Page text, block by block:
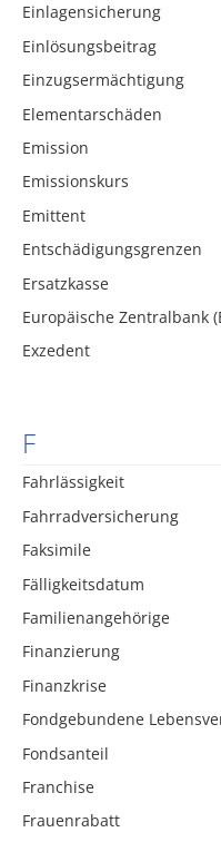
Einlagensicherung
Einlösungsbeitrag
Einzugsermächtigung
Elementarschäden
Emission
Emissionskurs
Emittent
Entschädigungsgrenzen
Ersatzkasse
Europäische Zentralbank
Exzedent
F
Fahrlässigkeit
Fahrradversicherung
Faksimile
Fälligkeitsdatum
Familienangehörige
Finanzierung
Finanzkrise
Fondgebundene
Fondsanteil
Franchise
Frauenrabatt